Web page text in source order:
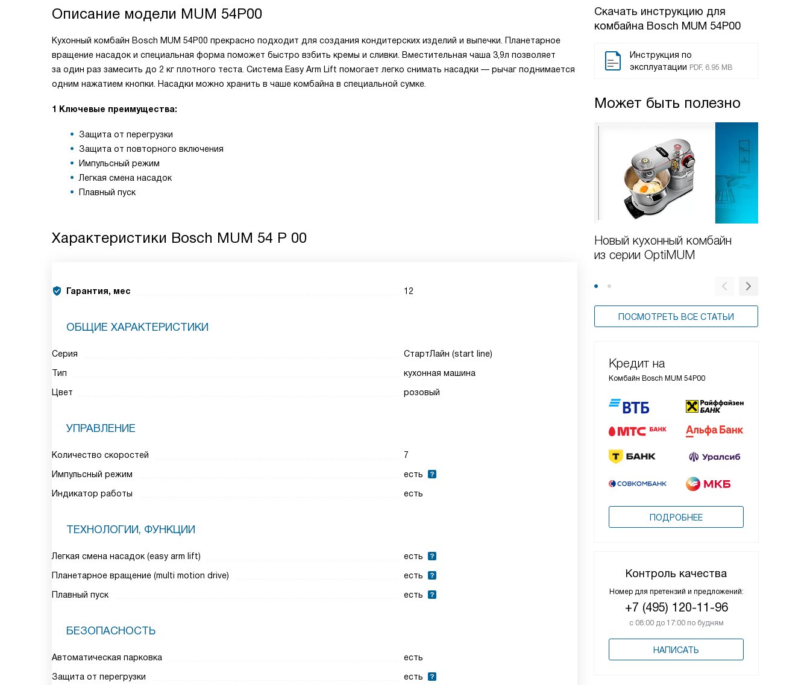
Скачать инструкцию для
комбайна Bosch MUM 54P00
Инструкция по
эксплуатации PDF, 6.95 MB
Может быть полезно
Новый кухонный комбайн
из серии OptiMUM
ПОСМОТРЕТЬ ВСЕ СТАТЬИ
Кредит на
Комбайн Bosch MUM 54P00
ПОДРОБНЕЕ
Контроль качества
Номер для претензий и предложений:
+7 (495) 120-11-96
с 08:00 до 17:00 по будням
НАПИСАТЬ
Описание модели MUM 54P00
Кухонный комбайн Bosch MUM 54P00 прекрасно подходит для создания кондитерских изделий и выпечки. Планетарное
вращение насадок и специальная форма поможет быстро взбить кремы и сливки. Вместительная чаша 3,9л позволяет
за один раз замесить до 2 кг плотного теста. Система Easy Arm Lift помогает легко снимать насадки — рычаг поднимается
одним нажатием кнопки. Насадки можно хранить в чаше комбайна в специальной сумке.
1 Ключевые преимущества:
Защита от перегрузки
Защита от повторного включения
Импульсный режим
Легкая смена насадок
Плавный пуск
Характеристики Bosch MUM 54 P 00
Гарантия, мес 12
ОБЩИЕ ХАРАКТЕРИСТИКИ
Серия
СтартЛайн (start line)
Тип
кухонная машина
Цвет
розовый
УПРАВЛЕНИЕ
Количество скоростей
7
Импульсный режим
есть
Индикатор работы
есть
ТЕХНОЛОГИИ, ФУНКЦИИ
Легкая смена насадок (easy arm lift)
есть
Планетарное вращение (multi motion drive)
есть
Плавный пуск
есть
БЕЗОПАСНОСТЬ
Автоматическая парковка
есть
Защита от перегрузки
есть